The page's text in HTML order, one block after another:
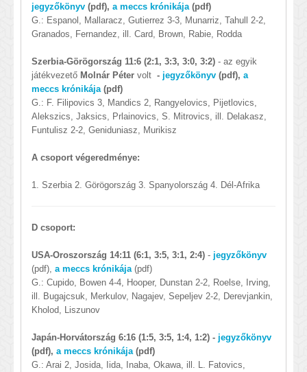
jegyzőkönyv (pdf), a meccs krónikája (pdf)
G.: Espanol, Mallaracz, Gutierrez 3-3, Munarriz, Tahull 2-2,
Granados, Fernandez, ill. Card, Brown, Rabie, Rodda
Szerbia-Görögország 11:6 (2:1, 3:3, 3:0, 3:2) - az egyik
játékvezető Molnár Péter volt - jegyzőkönyv (pdf), a
meccs krónikája (pdf)
G.: F. Filipovics 3, Mandics 2, Rangyelovics, Pijetlovics,
Alekszics, Jaksics, Prlainovics, S. Mitrovics, ill. Delakasz,
Funtulisz 2-2, Geniduniasz, Murikisz
A csoport végeredménye:
1. Szerbia 2. Görögország 3. Spanyolország 4. Dél-Afrika
D csoport:
USA-Oroszország 14:11 (6:1, 3:5, 3:1, 2:4) - jegyzőkönyv
(pdf), a meccs krónikája (pdf)
G.: Cupido, Bowen 4-4, Hooper, Dunstan 2-2, Roelse, Irving,
ill. Bugajcsuk, Merkulov, Nagajev, Sepeljev 2-2, Derevjankin,
Kholod, Liszunov
Japán-Horvátország 6:16 (1:5, 3:5, 1:4, 1:2) - jegyzőkönyv
(pdf), a meccs krónikája (pdf)
G.: Arai 2, Josida, Iida, Inaba, Okawa, ill. L. Fatovics,